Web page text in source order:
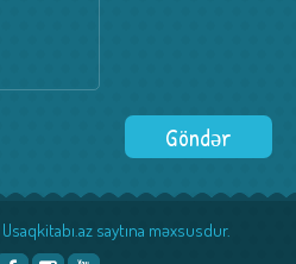
saytına məxsusdur.